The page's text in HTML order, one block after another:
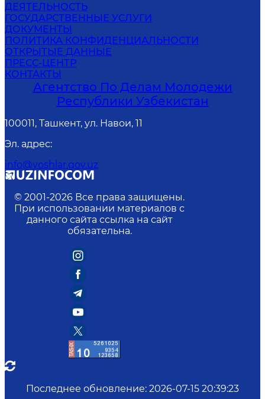
ДЕЯТЕЛЬНОСТЬ
ГОСУДАРСТВЕННЫЕ УСЛУГИ
ДОКУМЕНТЫ
ПОЛИТИКА КОНФИДЕНЦИАЛЬНОСТИ
ОТКРЫТЫЕ ДАННЫЕ
ПРЕСС-ЦЕНТР
КОНТАКТЫ
Агентство По Делам Молодежи
Республики Узбекистан
100011, Ташкент, ул. Навои, 11
Эл. адрес:
info@yoshlar.gov.uz
© 2001-2026 Все права защищены.
При использовании материалов с
данного сайта ссылка на сайт
обязательна.
Последнее обновление: 2026-07-15 20:39:23